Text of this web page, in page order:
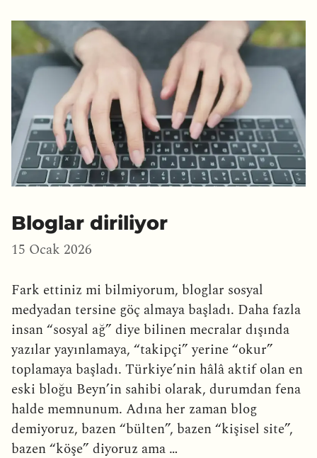
Bloglar diriliyor
15 Ocak 2026
Fark ettiniz mi bilmiyorum, bloglar sosyal
medyadan tersine göç almaya başladı. Daha fazla
insan “sosyal ağ” diye bilinen mecralar dışında
yazılar yayınlamaya, “takipçi” yerine “okur”
toplamaya başladı. Türkiye’nin hâlâ aktif olan en
eski bloğu Beyn’in sahibi olarak, durumdan fena
halde memnunum. Adına her zaman blog
demiyoruz, bazen “bülten”, bazen “kişisel site”,
bazen “köşe” diyoruz ama …